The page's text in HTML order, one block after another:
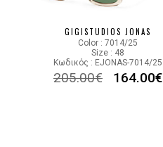
GIGISTUDIOS JONAS
Color : 7014/25
Size : 48
Κωδικός : EJONAS-7014/25
205.00€ 164.00€